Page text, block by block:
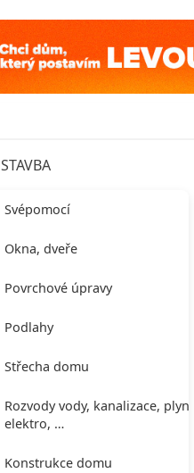
STAVBA
Svépomocí
Okna, dveře
Povrchové úpravy
Podlahy
Střecha domu
Rozvody vody, kanalizace, plynu,
elektro, …
Konstrukce domu